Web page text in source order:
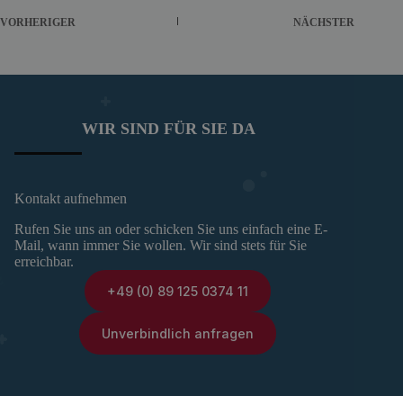
VORHERIGER NÄCHSTER
WIR SIND FÜR SIE DA
Kontakt aufnehmen
Rufen Sie uns an oder schicken Sie uns einfach eine E-
Mail, wann immer Sie wollen. Wir sind stets für Sie
erreichbar.
+49 (0) 89 125 0374 11
Unverbindlich anfragen